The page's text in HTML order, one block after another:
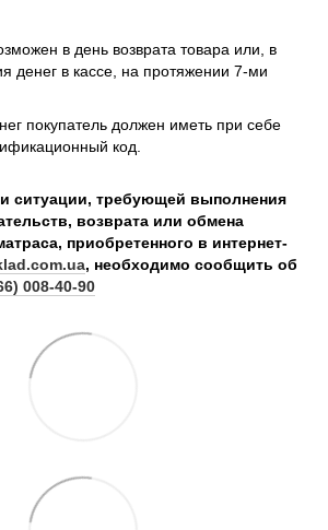
в день возврата товара или, в
денег в кассе, на протяжении 7-ми
покупатель должен иметь при себе
код.
ситуации, требующей выполнения
возврата или обмена
приобретенного в интернет-
, необходимо сообщить об
008-40-90